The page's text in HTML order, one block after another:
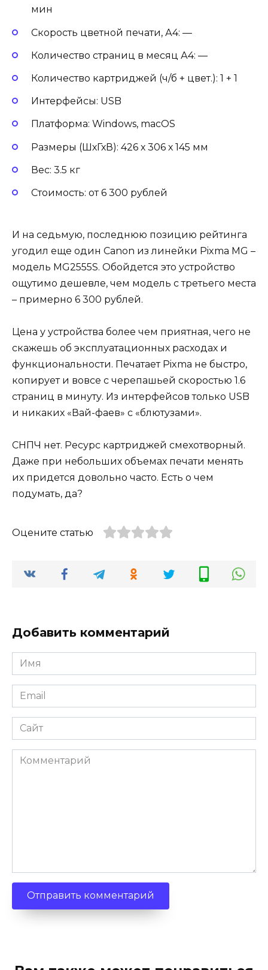
мин
Скорость цветной печати, А4: —
Количество страниц в месяц А4: —
Количество картриджей (ч/б + цвет.): 1 + 1
Интерфейсы: USB
Платформа: Windows, macOS
Размеры (ШхГхВ): 426 х 306 х 145 мм
Вес: 3.5 кг
Стоимость: от 6 300 рублей
И на седьмую, последнюю позицию рейтинга
угодил еще один Canon из линейки Pixma MG –
модель MG2555S. Обойдется это устройство
ощутимо дешевле, чем модель с третьего места
– примерно 6 300 рублей.
Цена у устройства более чем приятная, чего не
скажешь об эксплуатационных расходах и
функциональности. Печатает Pixma не быстро,
копирует и вовсе с черепашьей скоростью 1.6
страниц в минуту. Из интерфейсов только USB
и никаких «Вай-фаев» с «блютузами».
СНПЧ нет. Ресурс картриджей смехотворный.
Даже при небольших объемах печати менять
их придется довольно часто. Есть о чем
подумать, да?
Оцените статью
Добавить комментарий
Имя
Email
Сайт
Комментарий